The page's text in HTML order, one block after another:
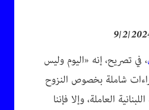
9/2/
، في تصريح، إنه «اليوم وليس
شاملة بخصوص النزوح
العاملة، وإلا فإننا